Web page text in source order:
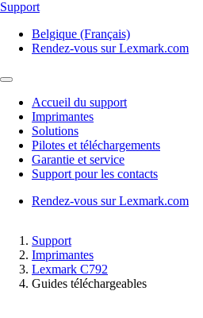
Support
Belgique (Français)
Rendez-vous sur Lexmark.com
Accueil du support
Imprimantes
Solutions
Pilotes et téléchargements
Garantie et service
Support pour les contacts
Rendez-vous sur Lexmark.com
Support
Imprimantes
Lexmark C792
Guides téléchargeables